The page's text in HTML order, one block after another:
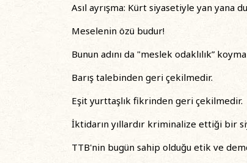
Asıl ayrışma: Kürt siyasetiyle yan yana
Meselenin özü budur!
Bunun adını da "meslek odaklılık”
Barış talebinden geri çekilmedir.
Eşit yurttaşlık fikrinden geri çekilmedir.
İktidarın yıllardır kriminalize ettiği bir
TTB'nin bugün sahip olduğu etik ve